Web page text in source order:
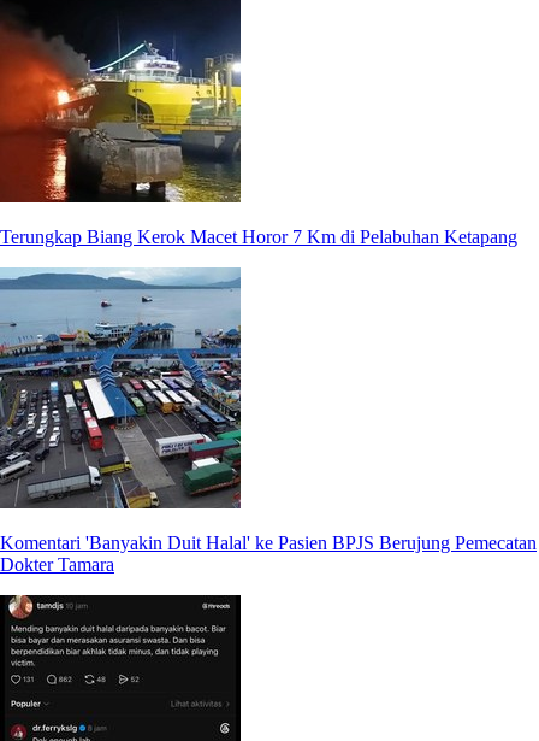
Terungkap Biang Kerok Macet Horor 7 Km di Pelabuhan Ketapang
Komentari 'Banyakin Duit Halal' ke Pasien BPJS Berujung Pemecatan
Dokter Tamara